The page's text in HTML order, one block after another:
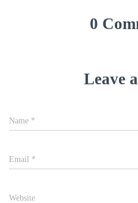
0
Leave
Name *
Email *
Website